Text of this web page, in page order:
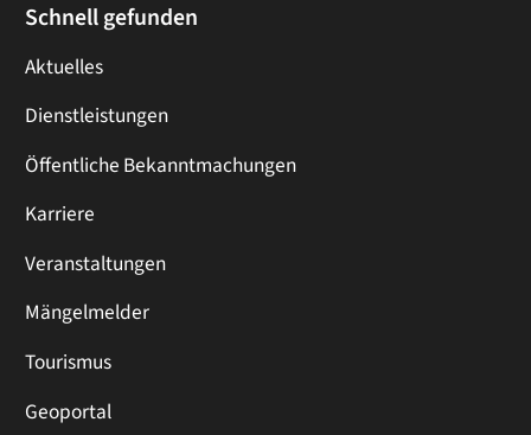
Schnell gefunden
Aktuelles
Dienstleistungen
Öffentliche Bekanntmachungen
Karriere
Veranstaltungen
Mängelmelder
Tourismus
Geoportal